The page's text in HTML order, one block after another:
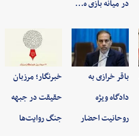
در میانه بازی ه…
باقر خرازی به
دادگاه ویژه
روحانیت احضار
خبرنگار؛ مرزبان
حقیقت در جبهه
جنگ روایت‌ها